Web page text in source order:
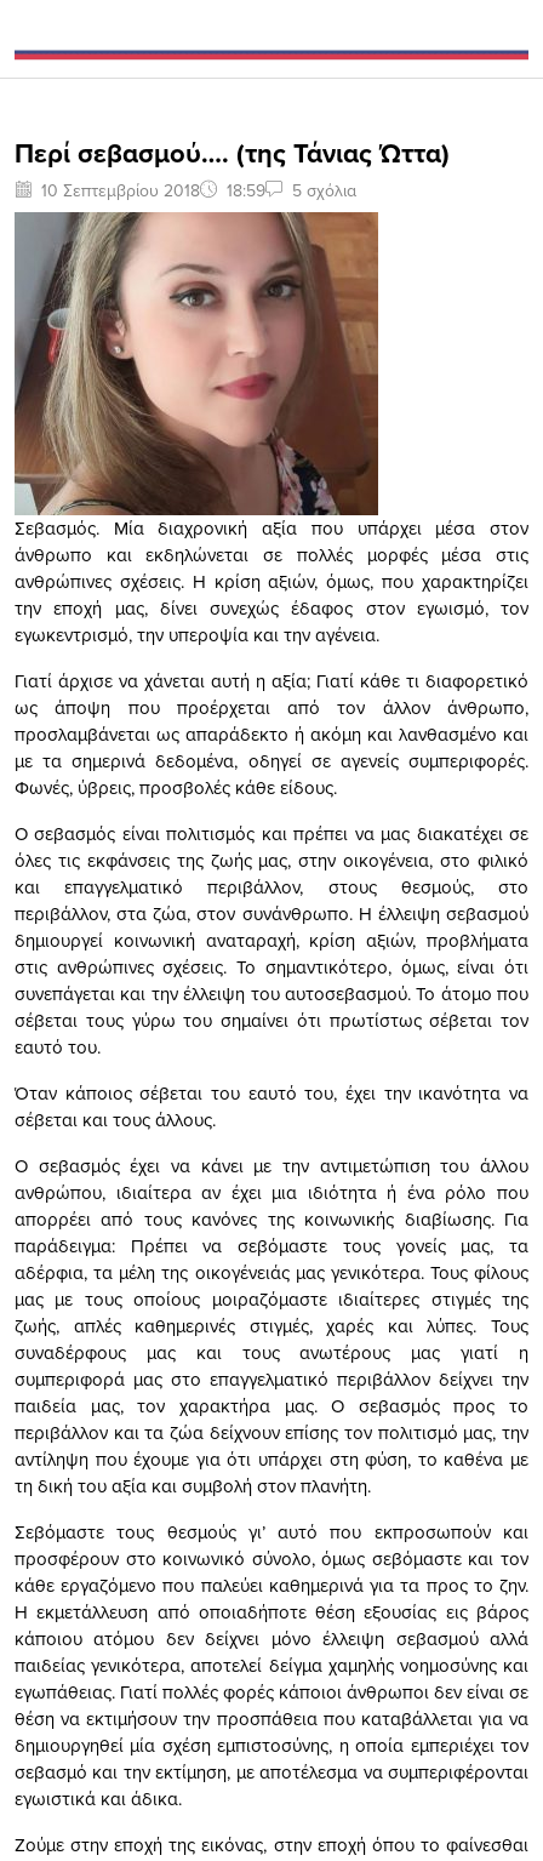
Περί σεβασμού…. (της Τάνιας Ώττα)
10 Σεπτεμβρίου 2018 18:59 5 σχόλια
Σεβασμός. Μία διαχρονική αξία που υπάρχει μέσα στον
άνθρωπο και εκδηλώνεται σε πολλές μορφές μέσα στις
ανθρώπινες σχέσεις. Η κρίση αξιών, όμως, που χαρακτηρίζει
την εποχή μας, δίνει συνεχώς έδαφος στον εγωισμό, τον
εγωκεντρισμό, την υπεροψία και την αγένεια.
Γιατί άρχισε να χάνεται αυτή η αξία; Γιατί κάθε τι διαφορετικό
ως άποψη που προέρχεται από τον άλλον άνθρωπο,
προσλαμβάνεται ως απαράδεκτο ή ακόμη και λανθασμένο και
με τα σημερινά δεδομένα, οδηγεί σε αγενείς συμπεριφορές.
Φωνές, ύβρεις, προσβολές κάθε είδους.
Ο σεβασμός είναι πολιτισμός και πρέπει να μας διακατέχει σε
όλες τις εκφάνσεις της ζωής μας, στην οικογένεια, στο φιλικό
και επαγγελματικό περιβάλλον, στους θεσμούς, στο
περιβάλλον, στα ζώα, στον συνάνθρωπο. Η έλλειψη σεβασμού
δημιουργεί κοινωνική αναταραχή, κρίση αξιών, προβλήματα
στις ανθρώπινες σχέσεις. Το σημαντικότερο, όμως, είναι ότι
συνεπάγεται και την έλλειψη του αυτοσεβασμού. Το άτομο που
σέβεται τους γύρω του σημαίνει ότι πρωτίστως σέβεται τον
εαυτό του.
Όταν κάποιος σέβεται του εαυτό του, έχει την ικανότητα να
σέβεται και τους άλλους.
Ο σεβασμός έχει να κάνει με την αντιμετώπιση του άλλου
ανθρώπου, ιδιαίτερα αν έχει μια ιδιότητα ή ένα ρόλο που
απορρέει από τους κανόνες της κοινωνικής διαβίωσης. Για
παράδειγμα: Πρέπει να σεβόμαστε τους γονείς μας, τα
αδέρφια, τα μέλη της οικογένειάς μας γενικότερα. Τους φίλους
μας με τους οποίους μοιραζόμαστε ιδιαίτερες στιγμές της
ζωής, απλές καθημερινές στιγμές, χαρές και λύπες. Τους
συναδέρφους μας και τους ανωτέρους μας γιατί η
συμπεριφορά μας στο επαγγελματικό περιβάλλον δείχνει την
παιδεία μας, τον χαρακτήρα μας. Ο σεβασμός προς το
περιβάλλον και τα ζώα δείχνουν επίσης τον πολιτισμό μας, την
αντίληψη που έχουμε για ότι υπάρχει στη φύση, το καθένα με
τη δική του αξία και συμβολή στον πλανήτη.
Σεβόμαστε τους θεσμούς γι’ αυτό που εκπροσωπούν και
προσφέρουν στο κοινωνικό σύνολο, όμως σεβόμαστε και τον
κάθε εργαζόμενο που παλεύει καθημερινά για τα προς το ζην.
Η εκμετάλλευση από οποιαδήποτε θέση εξουσίας εις βάρος
κάποιου ατόμου δεν δείχνει μόνο έλλειψη σεβασμού αλλά
παιδείας γενικότερα, αποτελεί δείγμα χαμηλής νοημοσύνης και
εγωπάθειας. Γιατί πολλές φορές κάποιοι άνθρωποι δεν είναι σε
θέση να εκτιμήσουν την προσπάθεια που καταβάλλεται για να
δημιουργηθεί μία σχέση εμπιστοσύνης, η οποία εμπεριέχει τον
σεβασμό και την εκτίμηση, με αποτέλεσμα να συμπεριφέρονται
εγωιστικά και άδικα.
Ζούμε στην εποχή της εικόνας, στην εποχή όπου το φαίνεσθαι